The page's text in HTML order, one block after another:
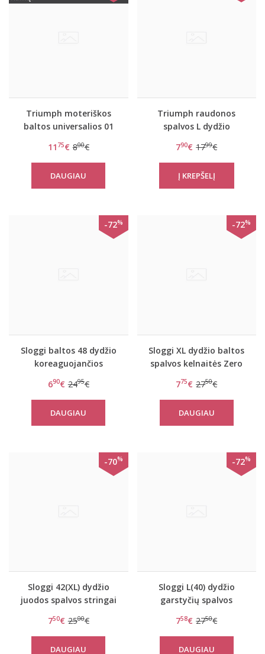
Triumph moteriškos
baltos universalios 01
leg string
11 75€ 800€
DAUGIAU
Triumph raudonos
spalvos L dydžio
String
790€ 1799€
-72%
Sloggi baltos 48 dydžio
koreaguojančios
690€ 2495€
DAUGIAU
-72%
Sloggi XL dydžio baltos
spalvos kelnaitės Zero
775€ 2750€
DAUGIAU
-70%
Sloggi 42(XL) dydžio
juodos spalvos stringai
750€ 2500€
DAUGIAU
-72%
Sloggi L(40) dydžio
garstyčių spalvos
Natural Midi
758€ 2750€
DAUGIAU